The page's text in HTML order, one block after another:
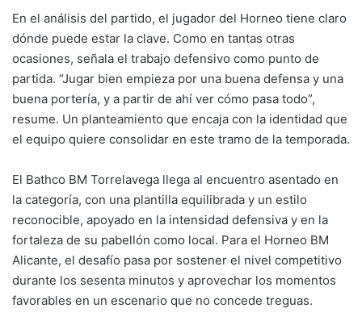
En el análisis del partido, el jugador del Horneo tiene claro
dónde puede estar la clave. Como en tantas otras
ocasiones, señala el trabajo defensivo como punto de
partida. “Jugar bien empieza por una buena defensa y una
buena portería, y a partir de ahí ver cómo pasa todo”,
resume. Un planteamiento que encaja con la identidad que
el equipo quiere consolidar en este tramo de la temporada.
El Bathco BM Torrelavega llega al encuentro asentado en
la categoría, con una plantilla equilibrada y un estilo
reconocible, apoyado en la intensidad defensiva y en la
fortaleza de su pabellón como local. Para el Horneo BM
Alicante, el desafío pasa por sostener el nivel competitivo
durante los sesenta minutos y aprovechar los momentos
favorables en un escenario que no concede treguas.